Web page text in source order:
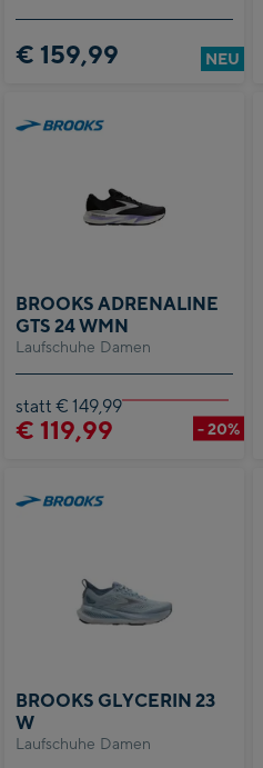
€ 159,99 NEU
Laufschuhe Damen
BROOKS ADRENALINE
GTS 24 WMN
statt € 149,99
€ 119,99 - 20%
Laufschuhe Damen
BROOKS GLYCERIN 23
W